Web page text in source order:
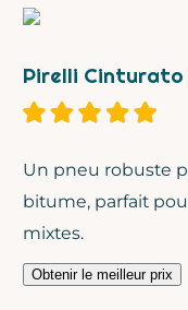
Pirelli Cinturato
Un pneu robuste
bitume, parfait
mixtes.
Obtenir le meilleur prix